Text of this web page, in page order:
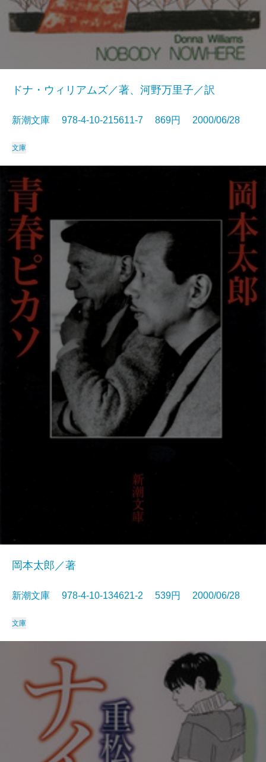
ドナ・ウィリアムズ／著、河野万里子／訳
新潮文庫 978-4-10-215611-7 869円 2000/06/28
文庫
岡本太郎／著
新潮文庫 978-4-10-134621-2 539円 2000/06/28
文庫